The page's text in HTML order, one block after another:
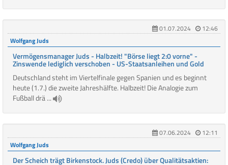
01.07.2024
12:46
Wolfgang Juds
Vermögensmanager Juds - Halbzeit! "Börse liegt 2:0 vorne" -
Zinswende lediglich verschoben - US-Staatsanleihen und Gold
Deutschland steht im Viertelfinale gegen Spanien und es beginnt
heute (1.7.) die zweite Jahreshälfte. Halbzeit! Die Analogie zum
Fußball drä ...
07.06.2024
12:11
Wolfgang Juds
Der Scheich trägt Birkenstock. Juds (Credo) über Qualitätsaktien: